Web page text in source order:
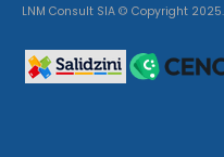
LNM Consult SIA © Copyright